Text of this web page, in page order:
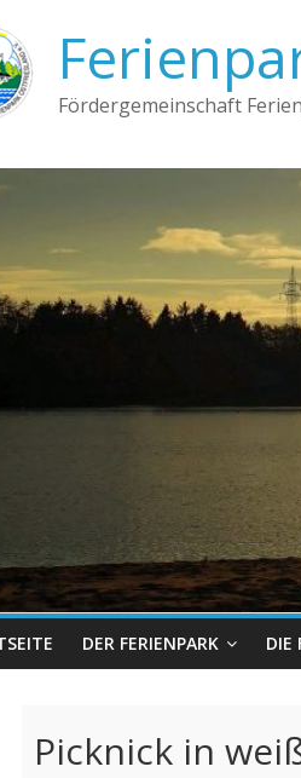
Fördergemeinschaft
DER FERIENPARK DIE
Picknick in